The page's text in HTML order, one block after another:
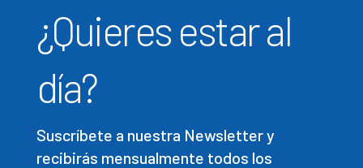
¿Quieres estar al
día?
Suscríbete a nuestra Newsletter y
recibirás mensualmente todos los